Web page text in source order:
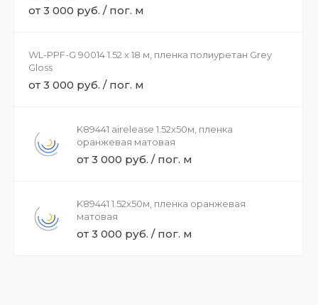
от 3 000 руб. / пог. м
WL-PPF-G 90014 1.52 x 18 м, пленка полиуретан Grey
Gloss
от 3 000 руб. / пог. м
K89441 airelease 1.52х50м, пленка
оранжевая матовая
от 3 000 руб. / пог. м
K89441 1.52х50м, пленка оранжевая
матовая
от 3 000 руб. / пог. м